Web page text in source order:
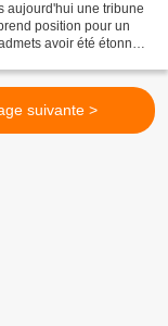
aujourd'hui une tribune
position pour un
avoir été étonné
suivante >